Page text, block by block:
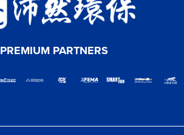
PREMIUM PARTNERS